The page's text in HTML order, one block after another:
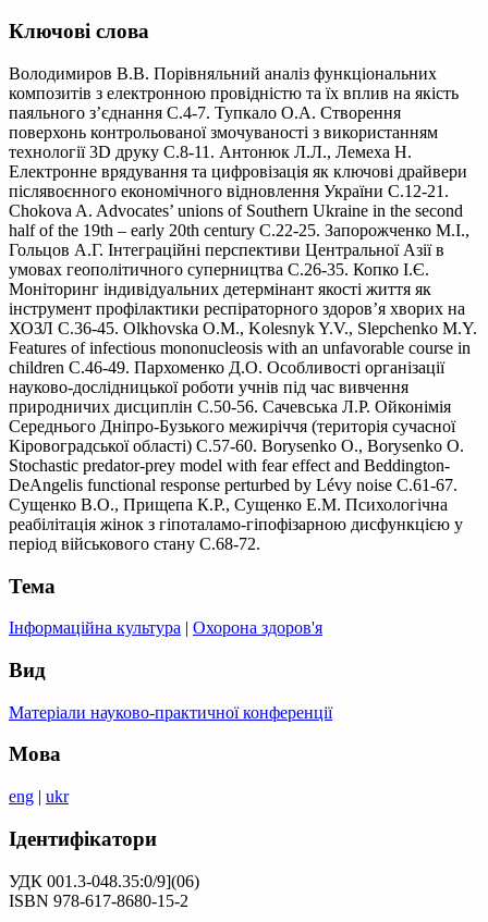
Ключові слова
Володимиров В.В. Порівняльний аналіз функціональних
композитів з електронною провідністю та їх вплив на якість
паяльного з’єднання С.4-7. Тупкало О.А. Створення
поверхонь контрольованої змочуваності з використанням
технології 3D друку С.8-11. Антонюк Л.Л., Лемеха Н.
Електронне врядування та цифровізація як ключові драйвери
післявоєнного економічного відновлення України С.12-21.
Chokova A. Advocates’ unions of Southern Ukraine in the second
half of the 19th – early 20th century С.22-25. Запорожченко М.І.,
Гольцов А.Г. Інтеграційні перспективи Центральної Азії в
умовах геополітичного суперництва С.26-35. Копко І.Є.
Моніторинг індивідуальних детермінант якості життя як
інструмент профілактики респіраторного здоров’я хворих на
ХОЗЛ С.36-45. Olkhovska O.M., Kolesnyk Y.V., Slepchenko M.Y.
Features of infectious mononucleosis with an unfavorable course in
children С.46-49. Пархоменко Д.О. Особливості організації
науково-дослідницької роботи учнів під час вивчення
природничих дисциплін С.50-56. Сачевська Л.Р. Ойконімія
Середнього Дніпро-Бузького межиріччя (територія сучасної
Кіровоградської області) С.57-60. Borysenko O., Borysenko O.
Stochastic predator-prey model with fear effect and Beddington-
DeAngelis functional response perturbed by Lévy noise С.61-67.
Сущенко В.О., Прищепа К.Р., Сущенко Е.М. Психологічна
реабілітація жінок з гіпоталамо-гіпофізарною дисфункцією у
період військового стану С.68-72.
Тема
Інформаційна культура | Охорона здоров'я
Вид
Матеріали науково-практичної конференції
Мова
eng | ukr
Ідентифікатори
УДК 001.3-048.35:0/9](06)
ISBN 978-617-8680-15-2